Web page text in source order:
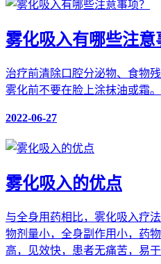
雾化吸入有哪些注意
治疗前清除口腔分泌物、食物
雾化前不要在脸上涂抹油或霜。
2022-06-27
雾化吸入的优点
与全身用药相比，雾化吸入疗
物剂量小，全身副作用小，药
高，见效快，患者无痛苦，易于